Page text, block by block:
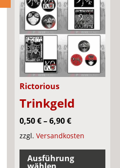
Rictorious
Trinkgeld
0,50€–6,90€
zzgl.Versandkosten
Ausführung